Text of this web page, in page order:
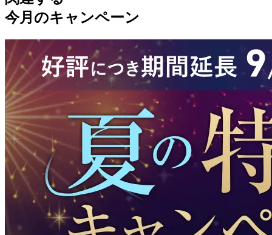
今月のキャンペーン